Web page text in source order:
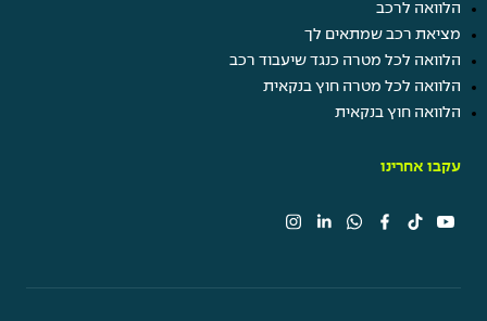
הלוואה לרכב
מציאת רכב שמתאים לך
הלוואה לכל מטרה כנגד שיעבוד רכב
הלוואה לכל מטרה חוץ בנקאית
הלוואה חוץ בנקאית
עקבו אחרינו